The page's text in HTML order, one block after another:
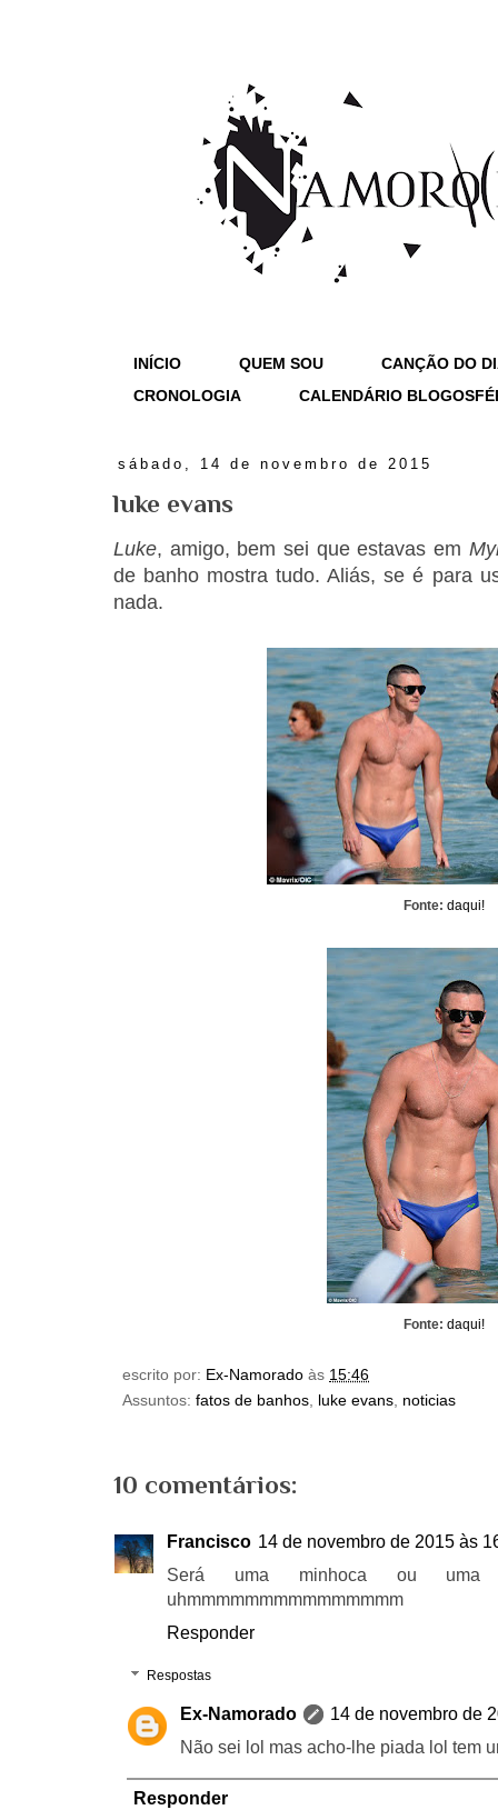
INÍCIO QUEM SOU
CANÇÃO DO
CRONOLOGIA
CALENDÁRIO
sábado, 14 de novembro de 2015
luke evans
Luke, amigo, bem sei que estavas em
de banho mostra tudo. Aliás, se é para
nada.
Fonte: daqui!
Fonte: daqui!
escrito por: Ex-Namorado às 15:46
Assuntos: fatos de banhos luke evans noticias
10 comentários:
Francisco 14 de novembro de 2015 às
Será uma minhoca ou uma
uhmmmmmmmmmmmmmmm
Responder
Respostas
Ex-Namorado
14 de novembro de
Não sei lol mas acho-lhe piada lol tem
Responder